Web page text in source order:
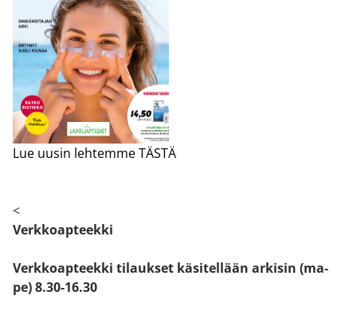
Lue uusin lehtemme TÄSTÄ
<
Verkkoapteekki
Verkkoapteekki tilaukset käsitellään arkisin (ma-
pe) 8.30-16.30